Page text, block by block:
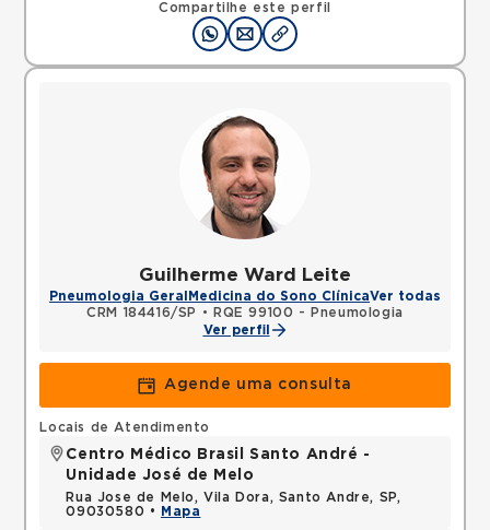
Compartilhe este perfil
Guilherme Ward Leite
Pneumologia Geral Medicina do Sono ClínicaVer todas
CRM 184416/SP
•
RQE 99100 - Pneumologia
Ver perfil
Agende uma consulta
Locais de Atendimento
Centro Médico Brasil Santo André -
Unidade José de Melo
Rua Jose de Melo, Vila Dora, Santo Andre, SP,
09030580 •
Mapa